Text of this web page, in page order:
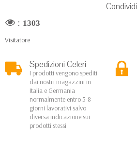
Condividi
: 1303
Visitatore
Spedizioni Celeri
I prodotti vengono spediti
dai nostri magazzini in
Italia e Germania
normalmente entro 5-8
giorni lavorativi salvo
diversa indicazione sui
prodotti stessi